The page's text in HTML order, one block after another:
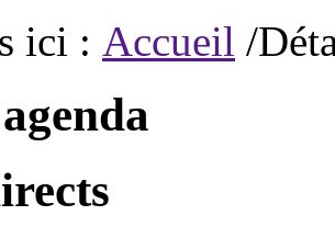
ici : Accueil /